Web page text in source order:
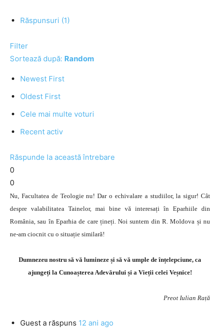
Răspunsuri (1)
Filter
Sortează după: Random
Newest First
Oldest First
Cele mai multe voturi
Recent activ
Răspunde la această întrebare
0
0
Nu, Facultatea de Teologie nu! Dar o echivalare a studiilor, la sigur! Cât
despre valabilitatea Tainelor, mai bine vă interesați în Eparhiile din
România, sau în Eparhia de care țineți. Noi suntem din R. Moldova și nu
ne-am ciocnit cu o situație similară!
Dumnezeu nostru să vă lumineze și să vă umple de înțelepciune, ca
ajungeți la Cunoașterea Adevărului și a Vieții celei Veșnice!
Preot Iulian Rață
Guest a răspuns 12 ani ago